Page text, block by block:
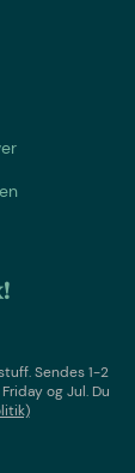
. Sendes 1-2
og Jul. Du